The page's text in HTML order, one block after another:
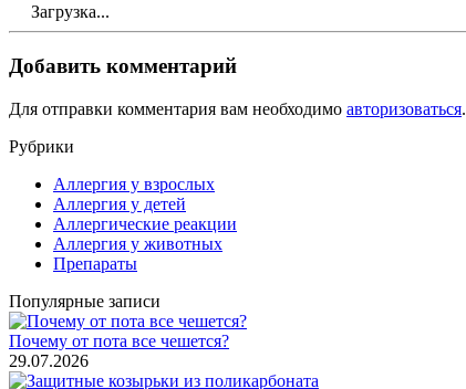
Загрузка...
Добавить комментарий
Для отправки комментария вам необходимо авторизоваться.
Рубрики
Аллергия у взрослых
Аллергия у детей
Аллергические реакции
Аллергия у животных
Препараты
Популярные записи
Почему от пота все чешется?
29.07.2026